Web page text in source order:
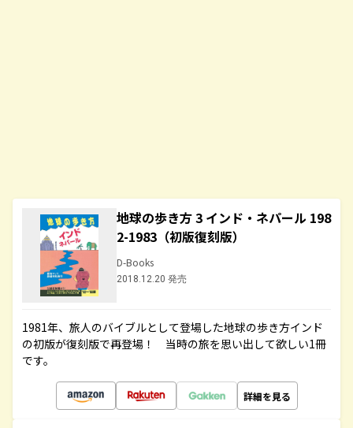
地球の歩き方 3 インド・ネパール 198
2-1983（初版復刻版）
D-Books
2018.12.20 発売
1981年、旅人のバイブルとして登場した地球の歩き方インド
の初版が復刻版で再登場！ 当時の旅を思い出して欲しい1冊
です。
詳細を見る